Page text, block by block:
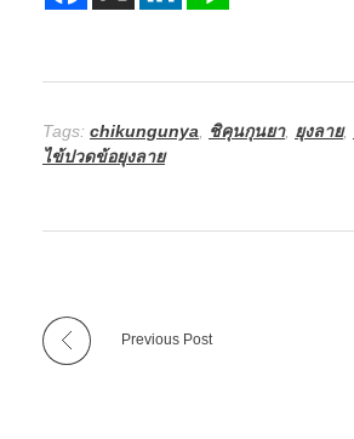
Tags: chikungunya ชิคุนกุนยา, ยุงลาย,
ไข้ปวดข้อยุงลาย
Previous Post